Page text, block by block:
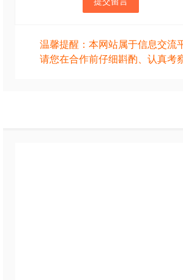
温馨提醒：本网站属于信息交流
请您在合作前仔细斟酌、认真考